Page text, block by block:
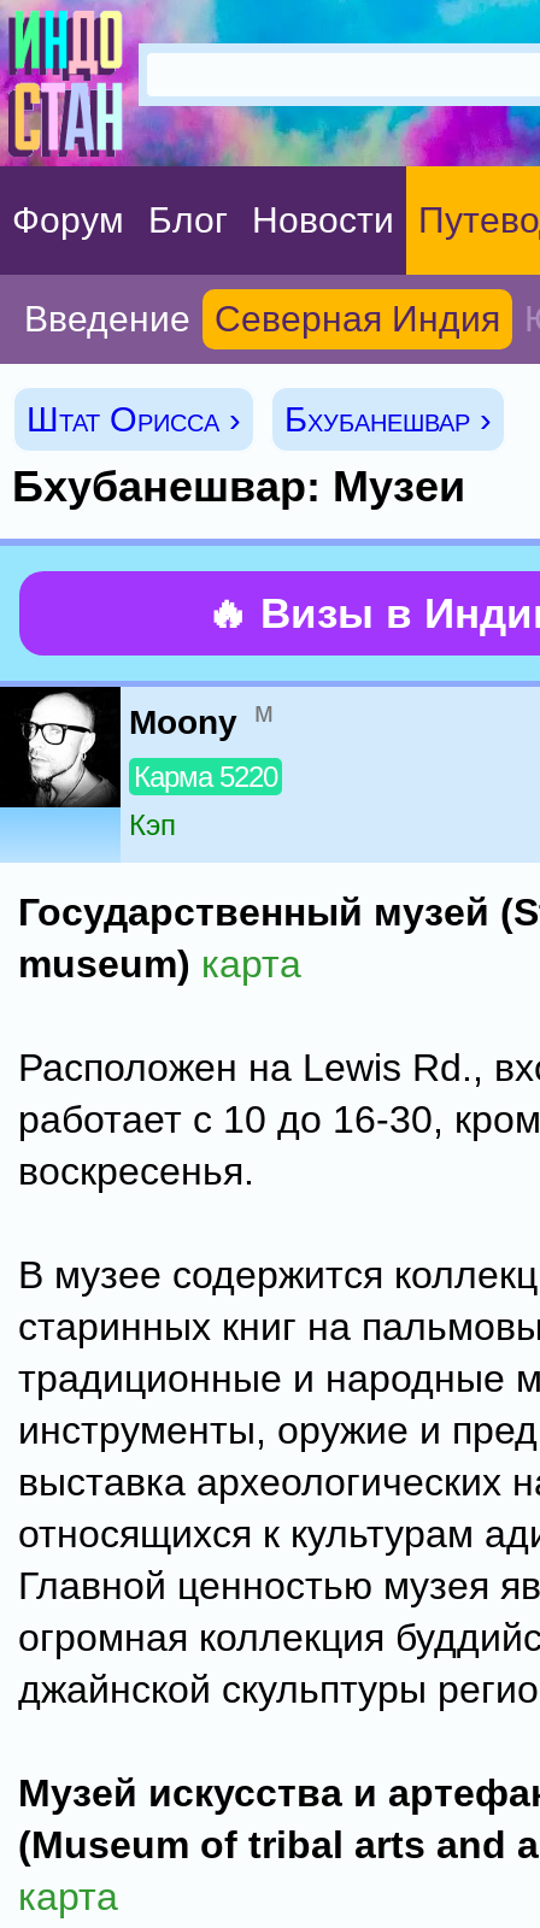
Форум Блог Новости
Введение Северная Индия
Штат Орисса › Бхубанешвар ›
Бхубанешвар: Музеи
🔥 Визы в
Moony м
Карма 5220
Кэп
Государственный музей
museum) карта
Расположен на Lewis Rd.,
работает с 10 до 16-30,
воскресенья.
В музее содержится
старинных книг на
традиционные и народные
инструменты, оружие и
выставка археологических
относящихся к культурам
Главной ценностью музея
огромная коллекция
джайнской скульптуры
Музей искусства и
(Museum of tribal arts and
карта